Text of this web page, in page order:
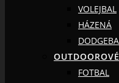
VOLEJBAL
HÁZENÁ
FOTBAL